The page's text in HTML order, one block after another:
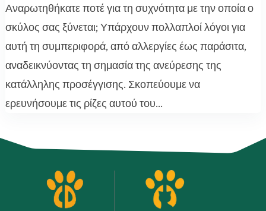
Αναρωτηθήκατε ποτέ για τη συχνότητα με την οποία ο
σκύλος σας ξύνεται; Υπάρχουν πολλαπλοί λόγοι για
αυτή τη συμπεριφορά, από αλλεργίες έως παράσιτα,
αναδεικνύοντας τη σημασία της ανεύρεσης της
κατάλληλης προσέγγισης. Σκοπεύουμε να
ερευνήσουμε τις ρίζες αυτού του...